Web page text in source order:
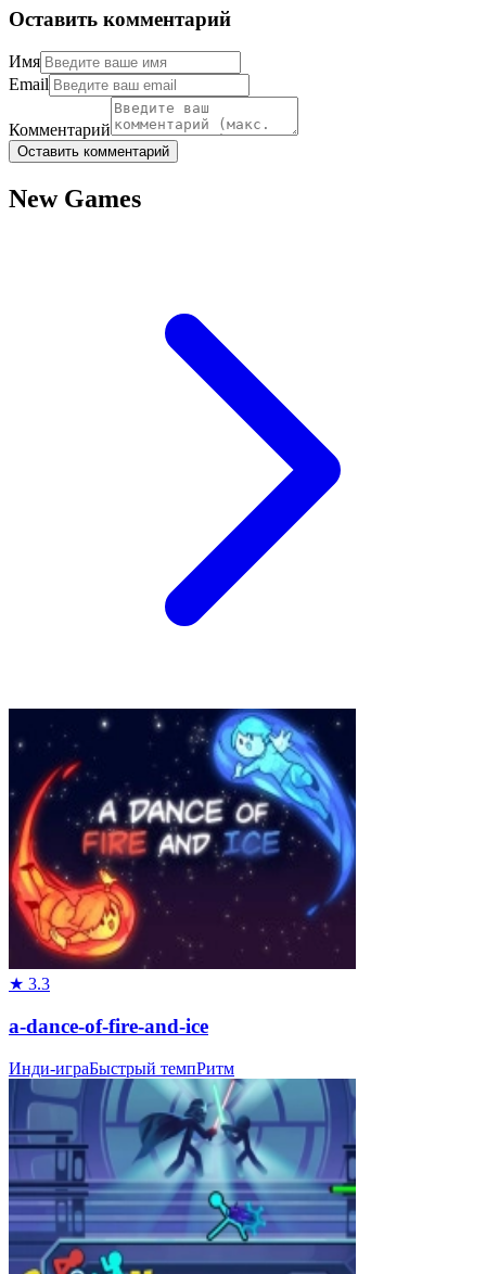
Оставить комментарий
Имя
Email
Комментарий
Оставить комментарий
New Games
★ 3.3
a-dance-of-fire-and-ice
Инди-играБыстрый темпРитм